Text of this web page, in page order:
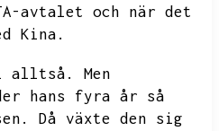
avtalet och när det
Kina.
alltså.
Men
hans fyra år så
Då växte den sig